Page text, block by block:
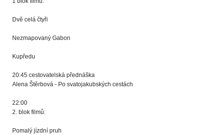
Dvě celá čtyři
Nezmapovaný Gabon
Kupředu
20:45 cestovatelská přednáška
Alena Štěrbová - Po svatojakubských cestách
22:00
2. blok filmů:
Pomalý jízdní pruh